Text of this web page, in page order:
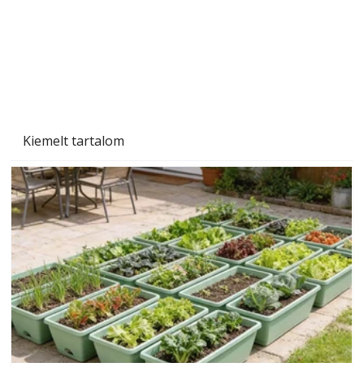
Kiemelt tartalom